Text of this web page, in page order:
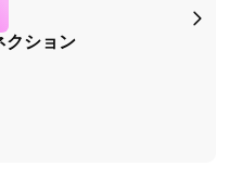
クション